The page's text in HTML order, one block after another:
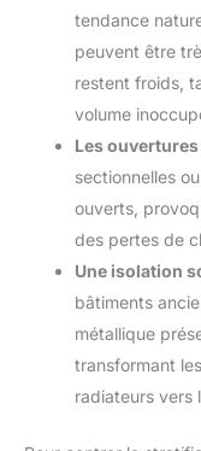
tendance
peuvent être
restent froids,
volume
Les
sectionnelles
ouverts,
des pertes de
Une isolation
bâtiments
métallique
transformant
radiateurs vers